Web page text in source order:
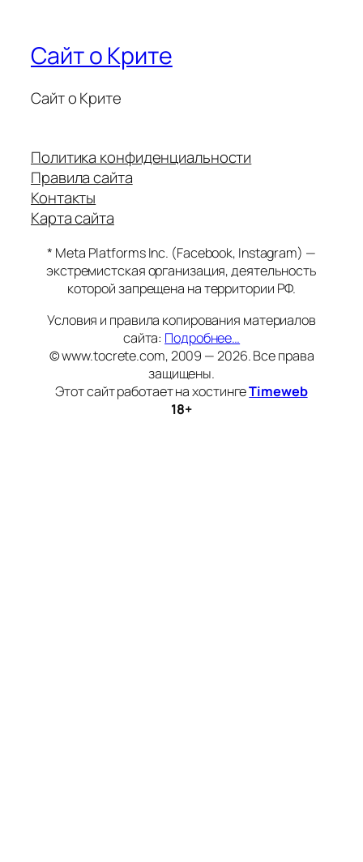
Сайт о Крите
Сайт о Крите
Политика конфиденциальности
Правила сайта
Контакты
Карта сайта
* Meta Platforms Inc. (Facebook, Instagram) —
экстремистская организация, деятельность
которой запрещена на территории РФ.
Условия и правила копирования материалов
сайта: Подробнее…
© www.tocrete.com, 2009 — 2026. Все права
защищены.
Этот сайт работает на хостингеTimeweb
18+